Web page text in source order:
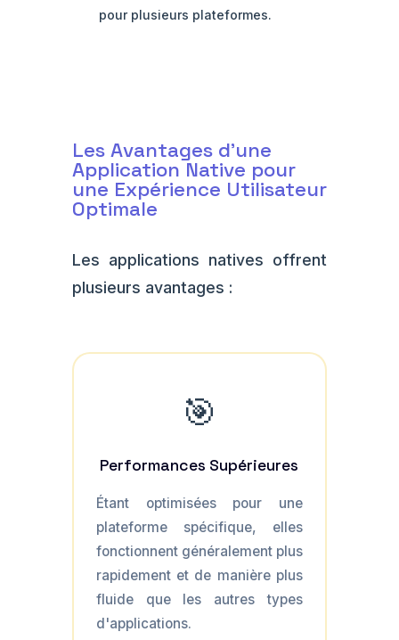
pour plusieurs plateformes.
Les Avantages d'une
Application Native pour
une Expérience Utilisateur
Optimale
Les applications natives offrent
plusieurs avantages :
🎯
Performances Supérieures
Étant optimisées pour une
plateforme spécifique, elles
fonctionnent généralement plus
rapidement et de manière plus
fluide que les autres types
d'applications.